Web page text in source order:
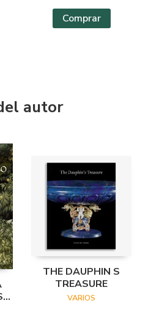
Comprar
autor
THE DAUPHIN S
TREASURE
VARIOS